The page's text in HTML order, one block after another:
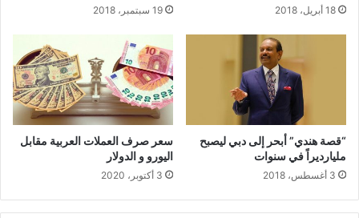
18 أبريل، 2018 19 سبتمبر، 2018
“قصة هندي” أبحر إلى دبي ليصبح
مليارديراً في سنوات
3 أغسطس، 2018
سعر صرف العملات العربية مقابل
اليورو و الدولار
3 أكتوبر، 2020